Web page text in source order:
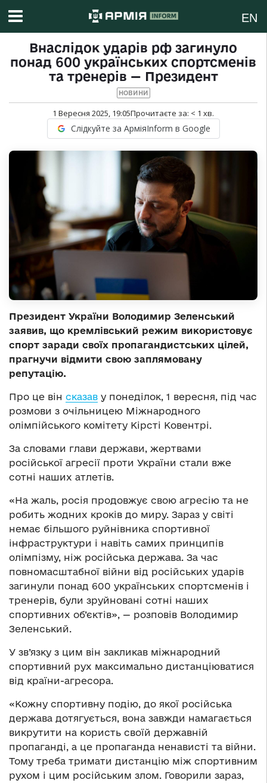
EN
Внаслідок ударів рф загинуло
понад 600 українських спортсменів
та тренерів — Президент
НОВИНИ
1 Вересня 2025, 19:05Прочитаєте за: < 1 хв.
Слідкуйте за АрміяInform в Google
Президент України Володимир Зеленський
заявив, що кремлівський режим використовує
спорт заради своїх пропагандистських цілей,
прагнучи відмити свою заплямовану
репутацію.
Про це він сказав у понеділок, 1 вересня, під час
розмови з очільницею Міжнародного
олімпійського комітету Кірсті Ковентрі.
За словами глави держави, жертвами
російської агресії проти України стали вже
сотні наших атлетів.
«На жаль, росія продовжує свою агресію та не
робить жодних кроків до миру. Зараз у світі
немає більшого руйнівника спортивної
інфраструктури і навіть самих принципів
олімпізму, ніж російська держава. За час
повномасштабної війни від російських ударів
загинули понад 600 українських спортсменів і
тренерів, були зруйновані сотні наших
спортивних об’єктів», — розповів Володимир
Зеленський.
У зв’язку з цим він закликав міжнародний
спортивний рух максимально дистанціюватися
від країни-агресора.
«Кожну спортивну подію, до якої російська
держава дотягується, вона завжди намагається
викрутити на користь своїй державній
пропаганді, а це пропаганда ненависті та війни.
Тому треба тримати дистанцію між спортивним
рухом і цим російським злом. Говорили зараз,